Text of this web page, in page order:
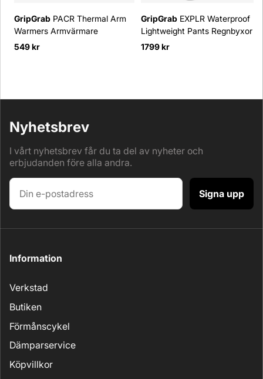
GripGrab PACR Thermal Arm
Warmers Armvärmare
549 kr
GripGrab EXPLR Waterproof
Lightweight Pants Regnbyxor
1799 kr
Nyhetsbrev
I vårt nyhetsbrev får du ta del av nyheter och
erbjudanden före alla andra.
Signa upp
Information
Verkstad
Butiken
Förmånscykel
Dämparservice
Köpvillkor